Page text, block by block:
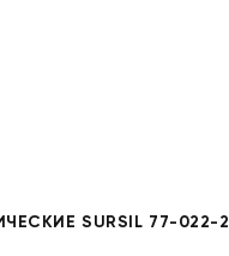
SURSIL 77-022-2